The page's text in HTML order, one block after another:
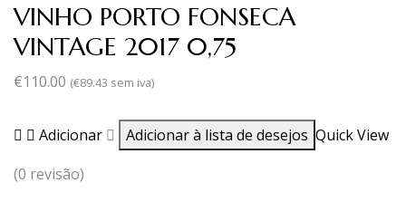
VINHO PORTO FONSECA
VINTAGE 2017 0,75
€110.00 (€89.43 sem iva)
Adicionar Adicionar à lista de desejos Quick View
(0 revisão)